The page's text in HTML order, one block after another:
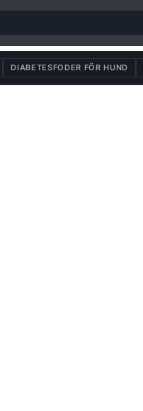
DIABETESFODER FÖR HUND